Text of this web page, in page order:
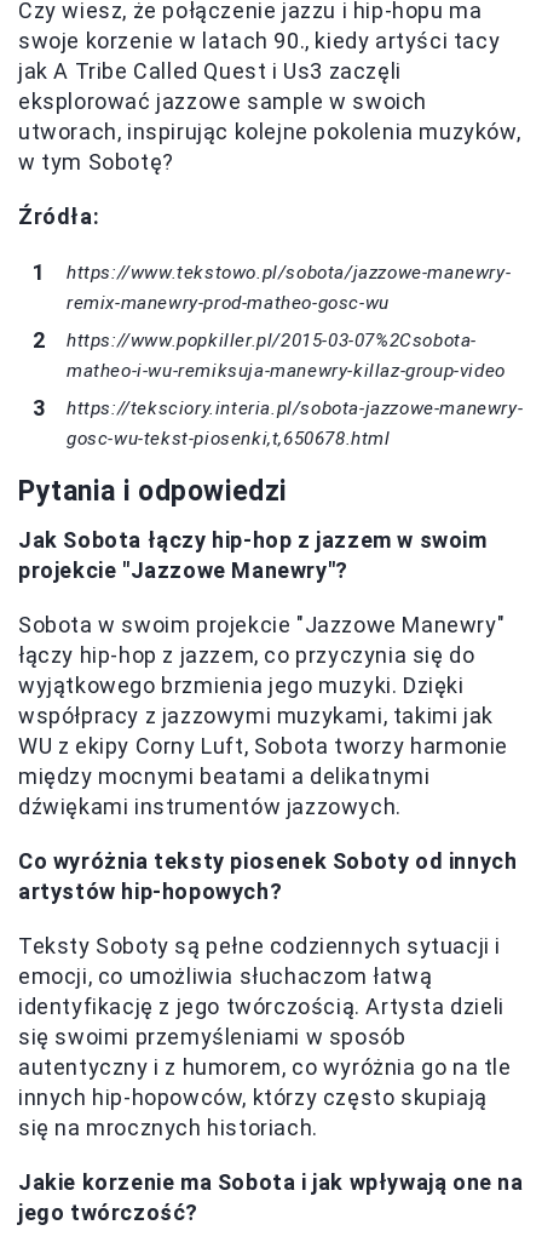
Czy wiesz, że połączenie jazzu i hip-hopu ma
swoje korzenie w latach 90., kiedy artyści tacy
jak A Tribe Called Quest i Us3 zaczęli
eksplorować jazzowe sample w swoich
utworach, inspirując kolejne pokolenia muzyków,
w tym Sobotę?
Źródła:
https://www.tekstowo.pl/sobota/jazzowe-manewry-
remix-manewry-prod-matheo-gosc-wu
https://www.popkiller.pl/2015-03-07%2Csobota-
matheo-i-wu-remiksuja-manewry-killaz-group-video
https://teksciory.interia.pl/sobota-jazzowe-manewry-
gosc-wu-tekst-piosenki,t,650678.html
Pytania i odpowiedzi
Jak Sobota łączy hip-hop z jazzem w swoim
projekcie "Jazzowe Manewry"?
Sobota w swoim projekcie "Jazzowe Manewry"
łączy hip-hop z jazzem, co przyczynia się do
wyjątkowego brzmienia jego muzyki. Dzięki
współpracy z jazzowymi muzykami, takimi jak
WU z ekipy Corny Luft, Sobota tworzy harmonie
między mocnymi beatami a delikatnymi
dźwiękami instrumentów jazzowych.
Co wyróżnia teksty piosenek Soboty od innych
artystów hip-hopowych?
Teksty Soboty są pełne codziennych sytuacji i
emocji, co umożliwia słuchaczom łatwą
identyfikację z jego twórczością. Artysta dzieli
się swoimi przemyśleniami w sposób
autentyczny i z humorem, co wyróżnia go na tle
innych hip-hopowców, którzy często skupiają
się na mrocznych historiach.
Jakie korzenie ma Sobota i jak wpływają one na
jego twórczość?